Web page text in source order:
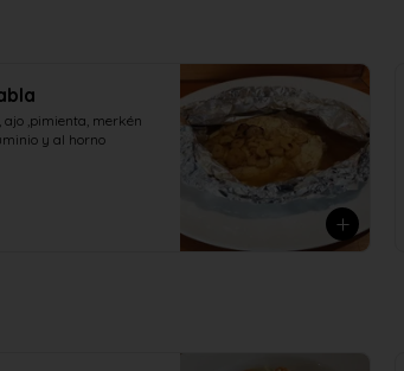
ajo ,pimienta, merkén
y al horno